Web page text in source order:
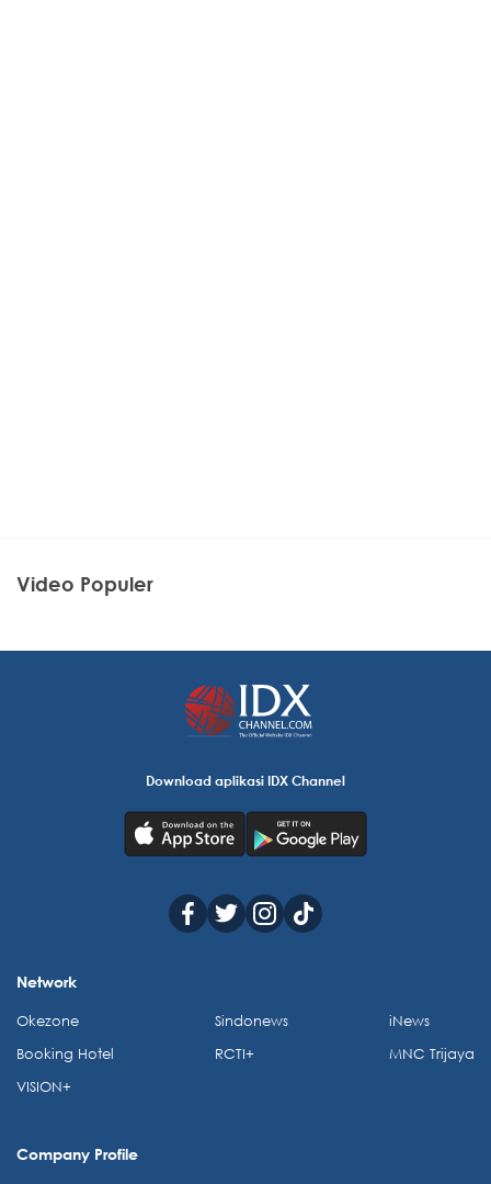
Video Populer
Download aplikasi IDX Channel
Network
Okezone
Booking Hotel
VISION+
Sindonews
RCTI+
iNews
MNC Trijaya
Company Profile